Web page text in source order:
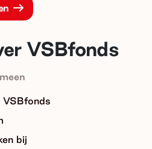
VSBfonds
VSBfonds
bij